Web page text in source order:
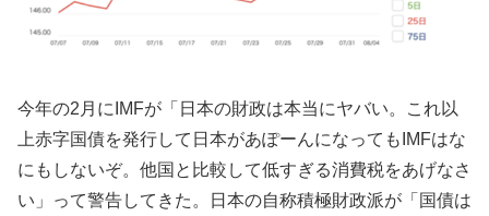
今年の2月にIMFが「日本の財政は本当にヤバい。これ以
上赤字国債を発行して日本があぽーんになってもIMFはな
にもしないぞ。他国と比較して低すぎる消費税をあげなさ
い」って警告してきた。日本の自称積極財政派が「国債は